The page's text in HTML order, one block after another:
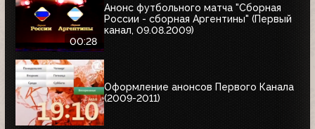
00:28
Анонс футбольного матча "Сборная
России - сборная Аргентины" (Первый
канал, 09.08.2009)
Оформление анонсов Первого Канала
(2009-2011)